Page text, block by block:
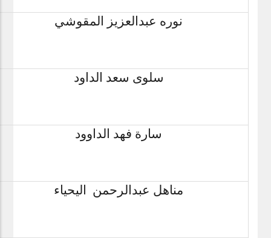
نوره عبدالعزيز المقوشي
سلوى سعد الداود
سارة فهد الداوود
مناهل عبدالرحمن اليحياء